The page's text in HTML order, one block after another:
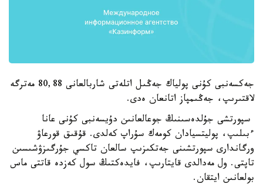
جەكسەنبى كۇنى پولياك جەڭىل اتلەتى شاربالعانى 80,88 مەترگە
لاقتىرىپ، جەڭىمپاز اتانعان ەدى.
سپورتشى جۇلدەسىنىڭ جوعالعانىن دۇيسەنبى كۇنى عانا
ءبىلىپ، پوليتسيادان كومەك سۇراپ كەلدى. قۇقىق قورعاۋ
ورگاندارى سپورتشىنى جەتكىزىپ سالعان تاكسي جۇرگىزۋشىسىن
تاپتى. ول مەدالدى قايتارىپ، فايدەكتىڭ سول كەزدە قاتتى ماس
بولعانىن ايتقان.